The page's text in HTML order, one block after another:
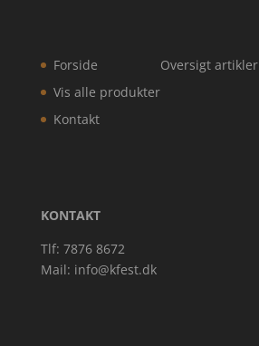
Forside
Vis alle produkter
Kontakt
Oversigt artikler
KONTAKT
Tlf: 7876 8672
Mail: info@kfest.dk